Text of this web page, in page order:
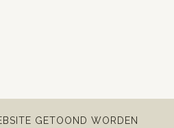
GETOOND WORDEN